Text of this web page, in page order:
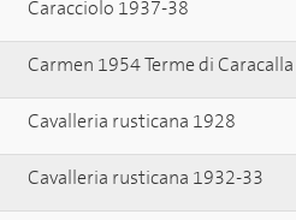
Caracciolo 1937-38
Carmen 1954 Terme di Caracalla
Cavalleria rusticana 1928
Cavalleria rusticana 1932-33